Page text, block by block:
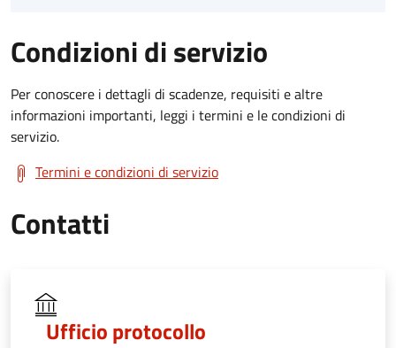
Condizioni di servizio
Per conoscere i dettagli di scadenze, requisiti e altre
informazioni importanti, leggi i termini e le condizioni di
servizio.
Termini e condizioni di servizio
Contatti
Ufficio protocollo